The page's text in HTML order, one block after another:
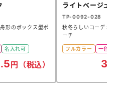
形のボックス型ポ
名入れ可
円（税込）
ライトベージュ
TP-0092-028
秋冬らしいコーデュ
ーチ
フルカラー 一色印